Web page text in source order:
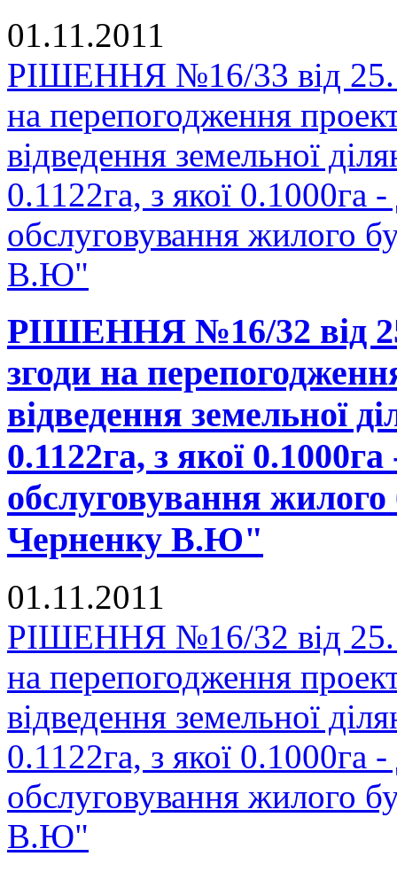
01.11.2011
РІШЕННЯ №16/33 від
на перепогодження
відведення земельної
0.1122га, з якої 0.1000га -
обслуговування жилого
В.Ю"
РІШЕННЯ №16/32 від
згоди на
відведення земельної
0.1122га, з якої
обслуговування
Черненку В.Ю"
01.11.2011
РІШЕННЯ №16/32 від
на перепогодження
відведення земельної
0.1122га, з якої 0.1000га -
обслуговування жилого
В.Ю"